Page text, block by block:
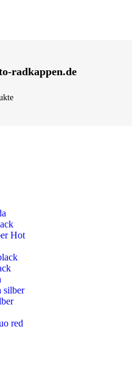
radkappen.de
Hot
silber
red